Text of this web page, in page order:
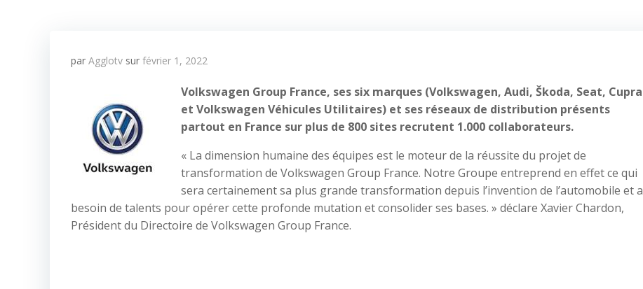
par Agglotv sur février 1, 2022
Volkswagen Group France, ses six marques (Volkswagen, Audi, Škoda, Seat, Cupra
et Volkswagen Véhicules Utilitaires) et ses réseaux de distribution présents
partout en France sur plus de 800 sites recrutent 1.000 collaborateurs.
« La dimension humaine des équipes est le moteur de la réussite du projet de
transformation de Volkswagen Group France. Notre Groupe entreprend en effet ce qui
sera certainement sa plus grande transformation depuis l’invention de l’automobile et a
besoin de talents pour opérer cette profonde mutation et consolider ses bases. » déclare Xavier Chardon,
Président du Directoire de Volkswagen Group France.